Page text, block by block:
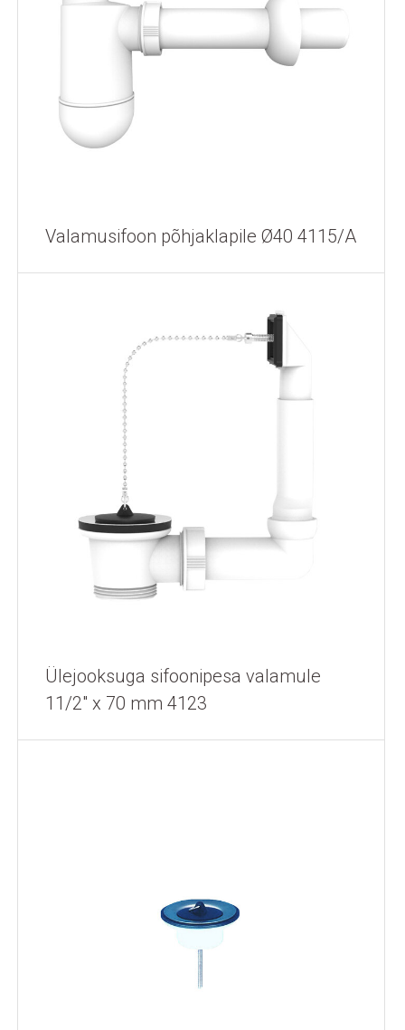
Valamusifoon põhjaklapile Ø40 4115/A
Ülejooksuga sifoonipesa valamule
11/2" x 70 mm 4123